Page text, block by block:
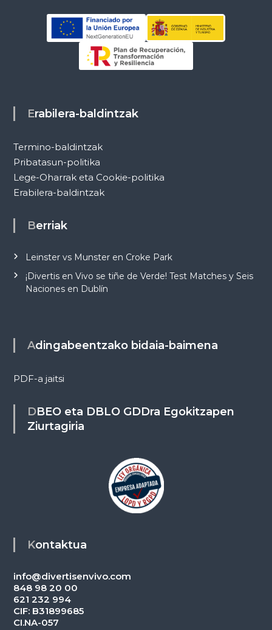
Erabilera-baldintzak
Termino-baldintzak
Pribatasun-politika
Lege-Oharrak eta Cookie-politika
Erabilera-baldintzak
Berriak
Leinster vs Munster en Croke Park
¡Divertis en Vivo se tiñe de Verde! Test Matches y Seis
Naciones en Dublín
Adingabeentzako bidaia-baimena
PDF-a jaitsi
DBEO eta DBLO GDDra Egokitzapen
Ziurtagiria
Kontaktua
info@divertisenvivo.com
848 98 20 00
621 232 994
CIF: B31899685
CI.NA-057